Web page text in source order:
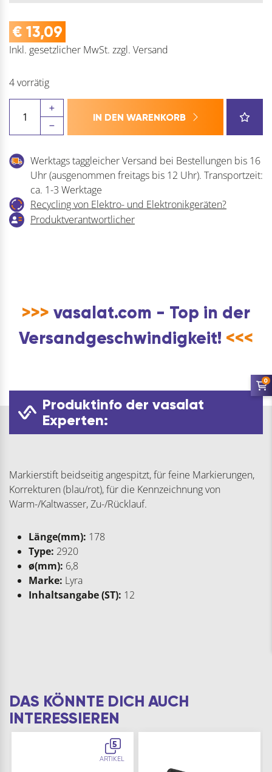
€ 13,09
Inkl. gesetzlicher MwSt. zzgl. Versand
4 vorrätig
Bürofarbstift
rot/blau
178
6,8
mm
IN DEN WARENKORB
Werktags taggleicher Versand bei Bestellungen bis 16
Uhr (ausgenommen freitags bis 12 Uhr). Transportzeit:
ca. 1-3 Werktage
Recycling von Elektro- und Elektronikgeräten?
Produktverantwortlicher
>>> vasalat.com - Top in der
Versandgeschwindigkeit! <<<
Produktinfo der vasalat
Experten:
Markierstift beidseitig angespitzt, für feine Markierungen,
Korrekturen (blau/rot), für die Kennzeichnung von
Warm-/Kaltwasser, Zu-/Rücklauf.
Länge(mm): 178
Type: 2920
ø(mm): 6,8
Marke: Lyra
Inhaltsangabe (ST): 12
DAS KÖNNTE DICH AUCH
INTERESSIEREN
5
ARTIKEL
0